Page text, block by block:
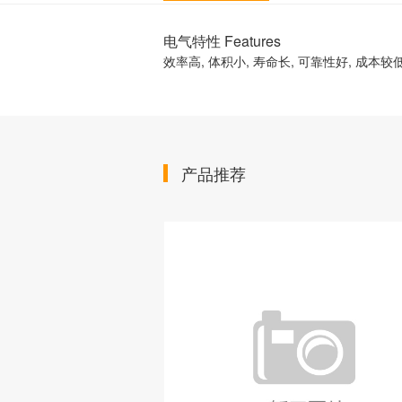
电气特性 Features
效率高, 体积小, 寿命长, 可靠性好, 成本较
产品推荐